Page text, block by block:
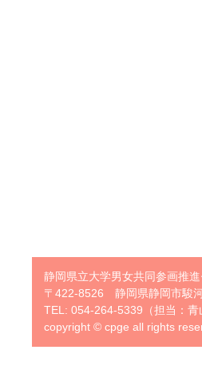
静岡県立大学男女共同参画推
〒422-8526 静岡県静岡市駿
TEL: 054-264-5339（担当：青
copyright © cpge all rights